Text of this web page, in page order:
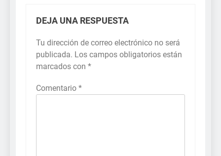
DEJA UNA RESPUESTA
Tu dirección de correo electrónico no será
publicada. Los campos obligatorios están
marcados con *
Comentario *